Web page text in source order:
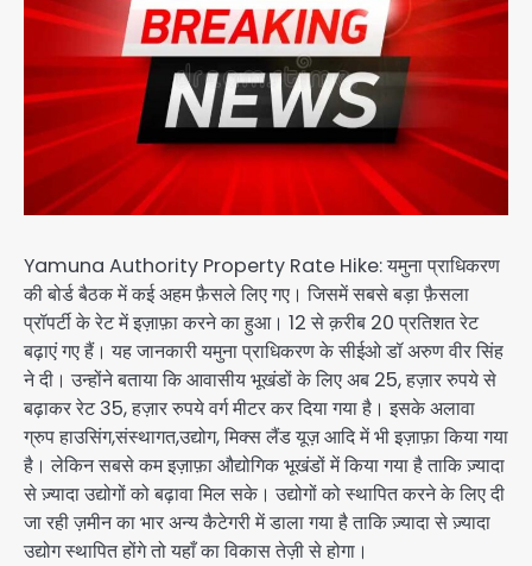
Yamuna Authority Property Rate Hike: यमुना प्राधिकरण
की बोर्ड बैठक में कई अहम फ़ैसले लिए गए। जिसमें सबसे बड़ा फ़ैसला
प्रॉपर्टी के रेट में इज़ाफ़ा करने का हुआ। 12 से क़रीब 20 प्रतिशत रेट
बढ़ाएं गए हैं। यह जानकारी यमुना प्राधिकरण के सीईओ डॉ अरुण वीर सिंह
ने दी। उन्होंने बताया कि आवासीय भूखंडों के लिए अब 25, हज़ार रुपये से
बढ़ाकर रेट 35, हज़ार रुपये वर्ग मीटर कर दिया गया है। इसके अलावा
ग्रुप हाउसिंग,संस्थागत,उद्योग, मिक्स लैंड यूज़ आदि में भी इज़ाफ़ा किया गया
है। लेकिन सबसे कम इज़ाफ़ा औद्योगिक भूखंडों में किया गया है ताकि ज़्यादा
से ज़्यादा उद्योगों को बढ़ावा मिल सके। उद्योगों को स्थापित करने के लिए दी
जा रही ज़मीन का भार अन्य कैटेगरी में डाला गया है ताकि ज़्यादा से ज़्यादा
उद्योग स्थापित होंगे तो यहाँ का विकास तेज़ी से होगा।